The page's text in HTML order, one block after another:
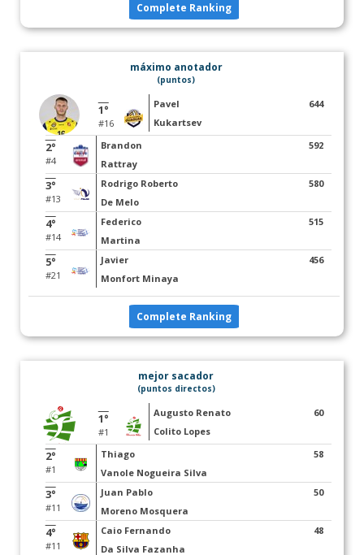
Complete Ranking
máximo anotador
(puntos)
1°
#16
Pavel
Kukartsev
644
2°
#4
Brandon
Rattray
592
3°
#13
Rodrigo Roberto
De Melo
580
4°
#14
Federico
Martina
515
5°
#21
Javier
Monfort Minaya
456
Complete Ranking
mejor sacador
(puntos directos)
1°
#1
Augusto Renato
Colito Lopes
60
2°
#1
Thiago
Vanole Nogueira Silva
58
3°
#11
Juan Pablo
Moreno Mosquera
50
4°
#11
Caio Fernando
Da Silva Fazanha
48